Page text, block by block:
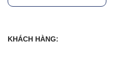
KHÁCH HÀNG: